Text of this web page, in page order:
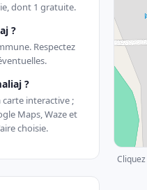
dont 1 gratuite.
?
Respectez
?
carte interactive ;
Maps, Waze et
choisie.